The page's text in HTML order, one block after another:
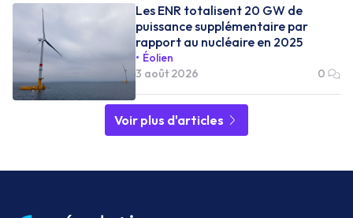
Les ENR totalisent 20 GW de
puissance supplémentaire par
rapport au nucléaire en 2025
Éolien
3 août 2026
0
Voir plus d'articles